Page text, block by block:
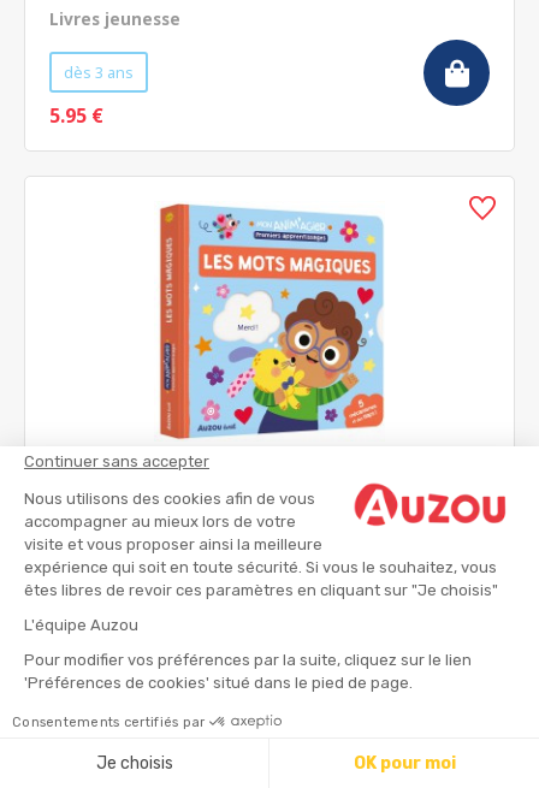
Continuer sans accepter
Nous utilisons des cookies afin de vous
accompagner au mieux lors de votre
visite et vous proposer ainsi la meilleure
expérience qui soit en toute sécurité. Si vous le souhaitez, vous
êtes libres de revoir ces paramètres en cliquant sur "Je choisis"
L'équipe Auzou
Pour modifier vos préférences par la suite, cliquez sur le lien
'Préférences de cookies' situé dans le pied de page.
Consentements certifiés par
Je choisis OK pour moi
Livres jeunesse
dès 3 ans
5.95 €
Mon anim'agier - Premiers apprentissages - Les
Livres d'éveil
dès 1 ans
8.95 €